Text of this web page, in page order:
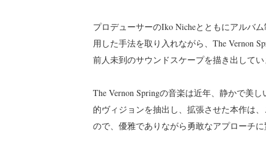
プロデューサーのIko Nicheとともにアルバ
用した手法を取り入れながら、The Vernon
前人未到のサウンドスケープを描き出してい
The Vernon Springの音楽は近年、静かで美
的ヴィジョンを抽出し、拡張させた本作は
ので、優雅でありながら勇敢なアプローチに